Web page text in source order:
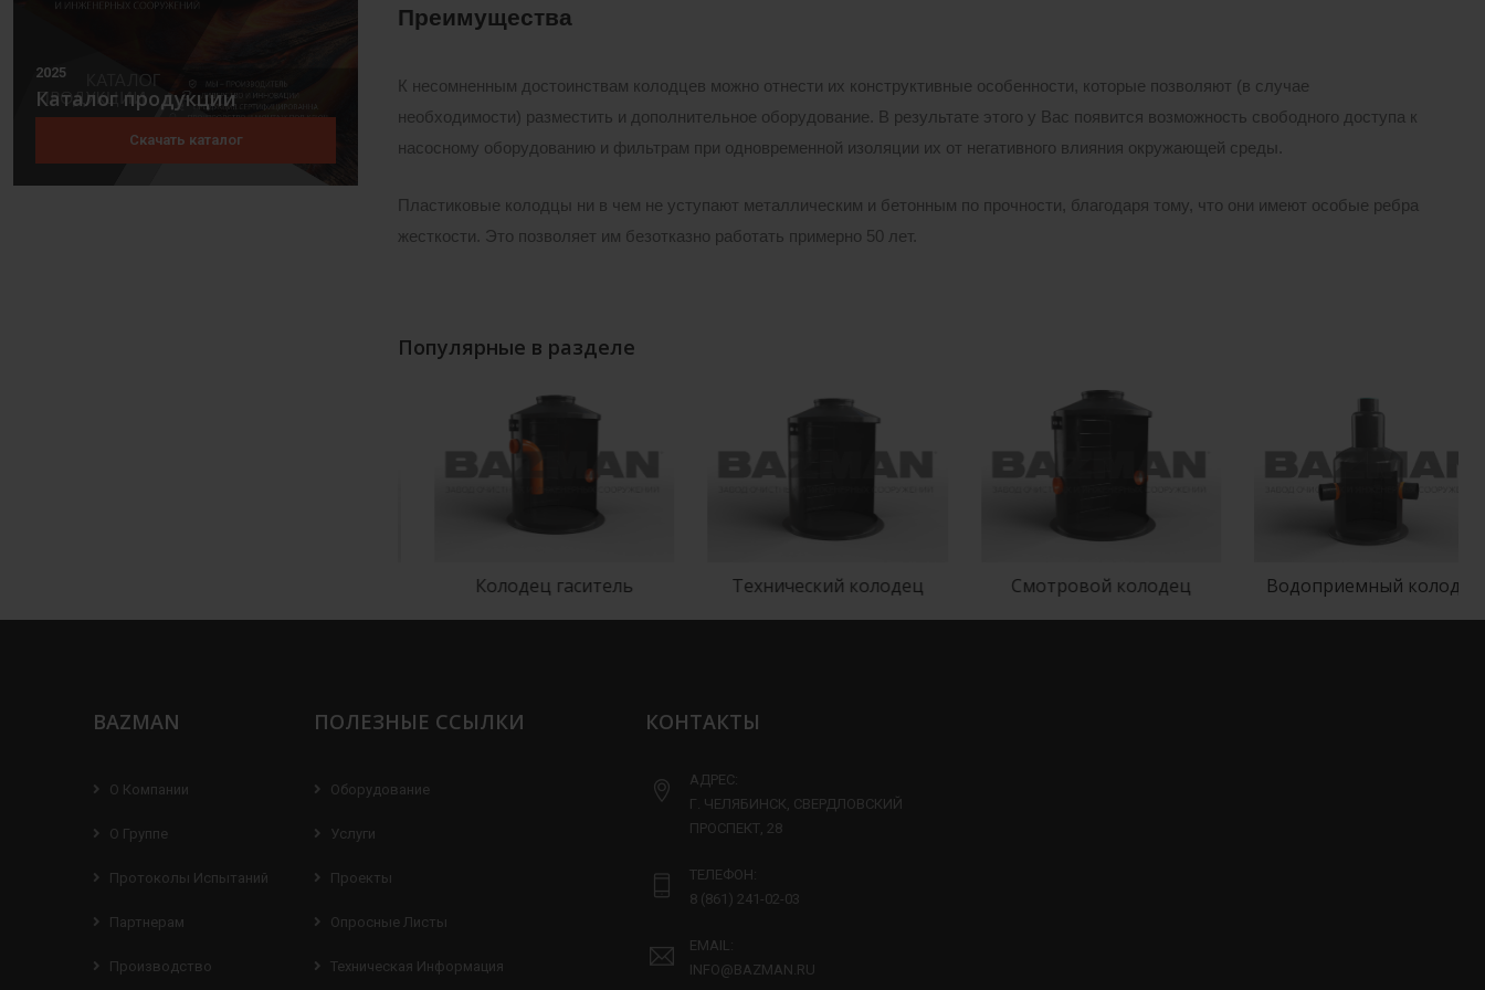
2025
Каталог продукции
Скачать каталог
Преимущества
К несомненным достоинствам колодцев можно отнести их конструктивные особенности, которые позволяют (в случае
необходимости) разместить и дополнительное оборудование. В результате этого у Вас появится возможность свободного доступа к
насосному оборудованию и фильтрам при одновременной изоляции их от негативного влияния окружающей среды.
Пластиковые колодцы ни в чем не уступают металлическим и бетонным по прочности, благодаря тому, что они имеют особые ребра
жесткости. Это позволяет им безотказно работать примерно 50 лет.
Популярные в разделе
Колодец гаситель Технический колодец Смотровой колодец Водоприемный колодец
BAZMAN
О Компании
О Группе
Протоколы Испытаний
Партнерам
Производство
ПОЛЕЗНЫЕ ССЫЛКИ
Оборудование
Услуги
Проекты
Опросные Листы
Техническая Информация
КОНТАКТЫ
АДРЕС:
Г. ЧЕЛЯБИНСК, СВЕРДЛОВСКИЙ
ПРОСПЕКТ, 28
ТЕЛЕФОН:
8 (861) 241-02-03
EMAIL:
INFO@BAZMAN.RU